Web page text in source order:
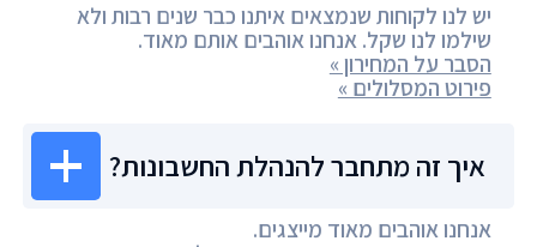
יש לנו לקוחות שנמצאים איתנו כבר שנים רבות ולא
שילמו לנו שקל. אנחנו אוהבים אותם מאוד.
הסבר על המחירון »
פירוט המסלולים »
איך זה מתחבר להנהלת החשבונות?
אנחנו אוהבים מאוד מייצגים.